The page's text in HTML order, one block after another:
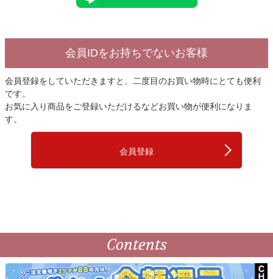
会員IDをお持ちでないお客様
会員登録をしていただきますと、二度目のお買い物時にとても便利
です。
お気に入り商品をご登録いただけるなどお買い物が便利になりま
す。
会員登録
Contents